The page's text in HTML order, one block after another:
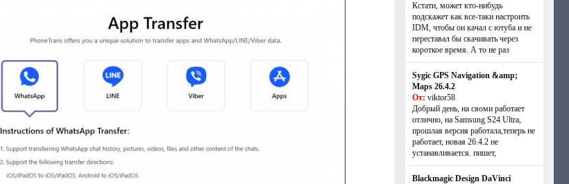
Кстати, может кто-нибудь
подскажет как все-таки настроить
IDM, чтобы он качал с ютуба и не
переставал бы скачивать через
короткое время. А то не раз
Sygic GPS Navigation &amp;
Maps 26.4.2
От: viktor58
Добрый день, на сяоми работает
отлично, на Samsung S24 Ultra,
прошлая версия работала,теперь не
работает, новая 26.4.2 не
устанавливается. пишет,
Blackmagic Design DaVinci